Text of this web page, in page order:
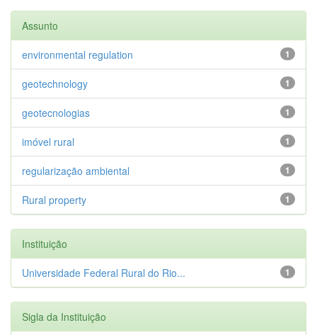
Assunto
1
environmental regulation
1
geotechnology
1
geotecnologias
1
imóvel rural
1
regularização ambiental
1
Rural property
Instituição
1
Universidade Federal Rural do Rio...
Sigla da Instituição